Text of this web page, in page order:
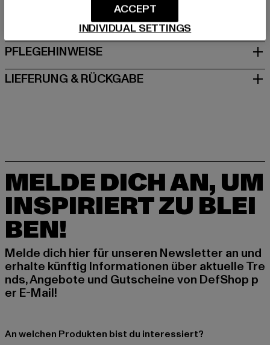
GRÖSSE & PASSFORM
PFLEGEHINWEISE
LIEFERUNG & RÜCKGABE
MELDE DICH AN, UM
INSPIRIERT ZU BLEI
BEN!
Melde dich hier für unseren Newsletter an und
erhalte künftig Informationen über aktuelle Tre
nds, Angebote und Gutscheine von DefShop p
er E-Mail!
An welchen Produkten bist du interessiert?
INDIVIDUAL SETTINGS
ACCEPT